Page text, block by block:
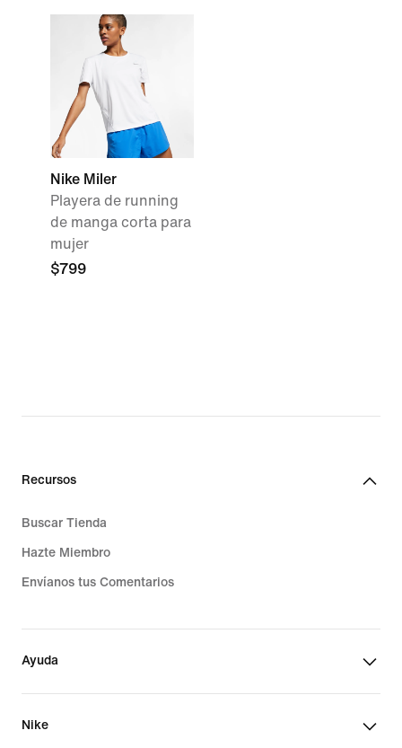
Nike Miler
Playera de running
de manga corta para
mujer
$799
Recursos
Buscar Tienda
Hazte Miembro
Envíanos tus Comentarios
Ayuda
Nike